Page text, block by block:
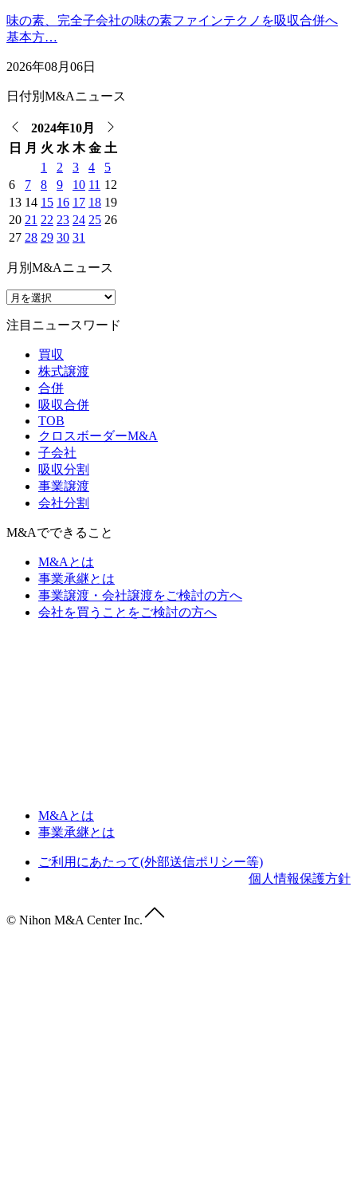
味の素、完全子会社の味の素ファインテクノを吸収合併へ
基本方…
2026年08月06日
日付別M&Aニュース
2024年10月
日
月 火 水 木 金 土
1
2 3 4
5
6
7 8 9 10 11 12
13 14 15 16 17 18 19
20 21 22 23 24 25 26
27 28 29 30 31
月別M&Aニュース
注目ニュースワード
買収
株式譲渡
合併
吸収合併
TOB
クロスボーダーM&A
子会社
吸収分割
事業譲渡
会社分割
M&Aでできること
M&Aとは
事業承継とは
事業譲渡・会社譲渡をご検討の方へ
会社を買うことをご検討の方へ
M&Aとは
事業承継とは
ご利用にあたって(外部送信ポリシー等)
個人情報保護方針
© Nihon M&A Center Inc.